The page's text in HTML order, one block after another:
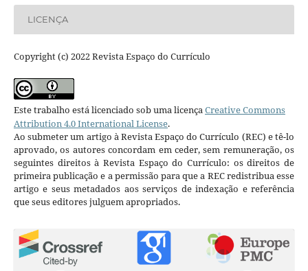
LICENÇA
Copyright (c) 2022 Revista Espaço do Currículo
Este trabalho está licenciado sob uma licençaCreative Commons
Attribution 4.0 International License.
Ao submeter um artigo à Revista Espaço do Currículo (REC) e tê-lo
aprovado, os autores concordam em ceder, sem remuneração, os
seguintes direitos à Revista Espaço do Currículo: os direitos de
primeira publicação e a permissão para que a REC redistribua esse
artigo e seus metadados aos serviços de indexação e referência
que seus editores julguem apropriados.